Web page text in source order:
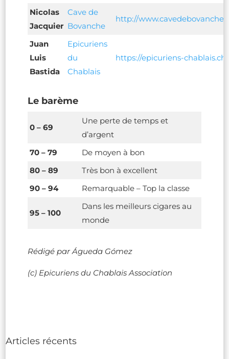
Nicolas
Jacquier
Cave de
Bovanche
http://
Juan
Luis
Bastida
Epicuriens
du
Chablais
https://epicuriens-chablais.ch/
Le barème
0 – 69
Une perte de temps et
d’argent
70 – 79
De moyen à bon
80 – 89
Très bon à excellent
90 – 94
Remarquable – Top la classe
95 – 100
Dans les meilleurs cigares au
monde
Rédigé par Águeda Gómez
(c) Epicuriens du Chablais Association
Articles récents